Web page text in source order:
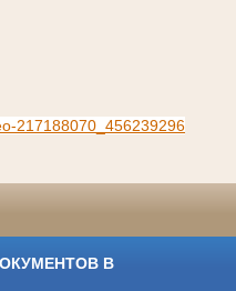
217188070_456239296
В